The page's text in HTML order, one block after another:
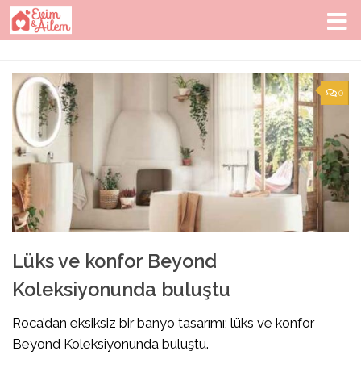
Skip to content
0
Lüks ve konfor Beyond
Koleksiyonunda buluştu
Roca’dan eksiksiz bir banyo tasarımı; lüks ve konfor
Beyond Koleksiyonunda buluştu.